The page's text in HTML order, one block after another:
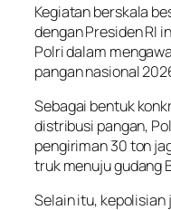
Kegiatan berskala
dengan Presiden RI
Polri dalam
pangan nasional
Sebagai bentuk
distribusi pangan,
pengiriman 30 ton
truk menuju gudang
Selain itu,